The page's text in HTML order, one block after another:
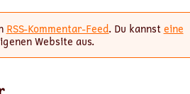
RSS-Kommentar-Feed. Du kannsteine
Website aus.